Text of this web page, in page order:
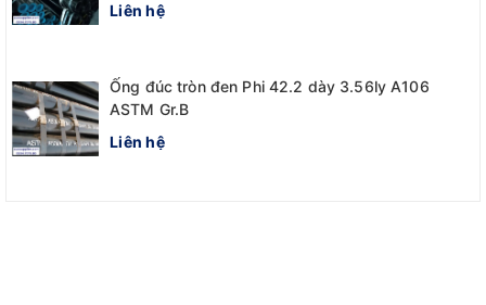
Liên hệ
Ống đúc tròn đen Phi 42.2 dày 3.56ly A106
ASTM Gr.B
Liên hệ